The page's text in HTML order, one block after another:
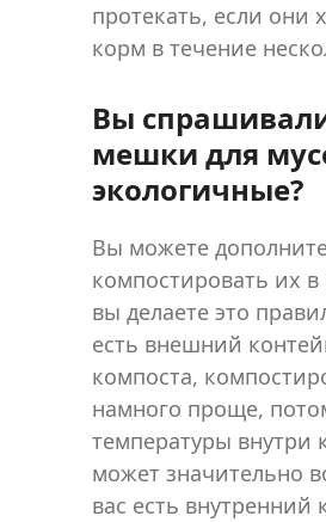
протекать, если они
корм в течение
Вы
мешки для
экологичные?
Вы можете
компостировать их
вы делаете это
есть внешний
компоста,
намного проще,
температуры внутри
может значительно
вас есть внутренний